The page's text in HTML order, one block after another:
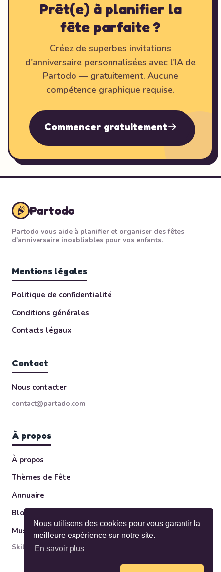
Nous utilisons des cookies pour vous garantir la
meilleure expérience sur notre site.
En savoir plus
Prêt(e) à planifier la
fête parfaite ?
Créez de superbes invitations
d'anniversaire personnalisées avec l'IA de
Partodo — gratuitement. Aucune
compétence graphique requise.
Commencer gratuitement
Partodo
Partodo vous aide à planifier et organiser des fêtes
d'anniversaire inoubliables pour vos enfants.
Mentions légales
Politique de confidentialité
Conditions générales
Contacts légaux
Contact
Nous contacter
contact@partado.com
À propos
À propos
Thèmes de Fête
Annuaire
Blog
Musée des Invitations
Skileo ltd — Sofia, Bulgaria